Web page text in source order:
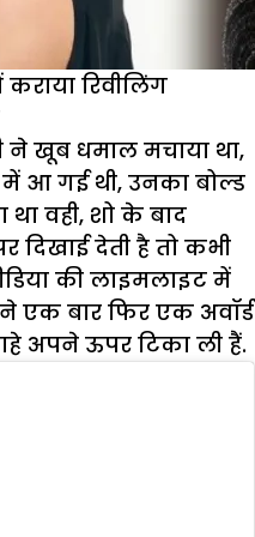
रिवीलिंग
ने खूब धमाल मचाया था,
आ गई थी, उनका बोल्ड
वही, शो के बाद
दिखाई देती है तो कभी
की लाइमलाइट में
एक बार फिर एक अवॉर्ड
अपने ऊपर टिका ली हैं.